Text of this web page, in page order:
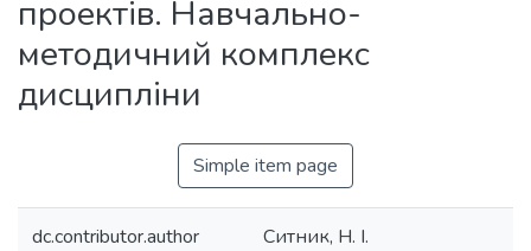
проектів. Навчально-
методичний комплекс
дисципліни
Simple item page
dc.contributor.author Ситник, Н. І.